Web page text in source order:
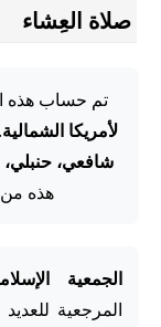
صلاة العِشاء
تم حساب هذه
لأمريكا الشمالية
شافعي،
هذه من
الجمعية
المرجعية